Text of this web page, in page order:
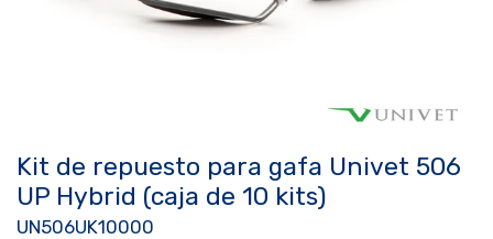
Kit de repuesto para gafa Univet 506
UP Hybrid (caja de 10 kits)
UN506UK10000